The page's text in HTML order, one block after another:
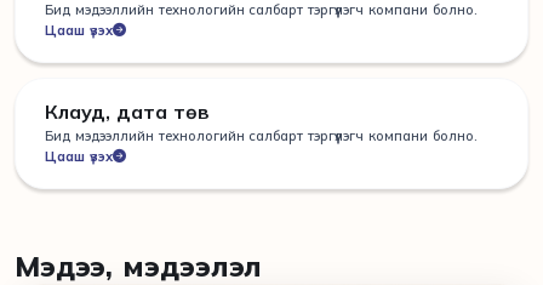
Бид мэдээллийн технологийн салбарт тэргүүлэгч компани болно.
Цааш үзэх
Клауд, дата төв
Бид мэдээллийн технологийн салбарт тэргүүлэгч компани болно.
Цааш үзэх
Мэдээ, мэдээлэл